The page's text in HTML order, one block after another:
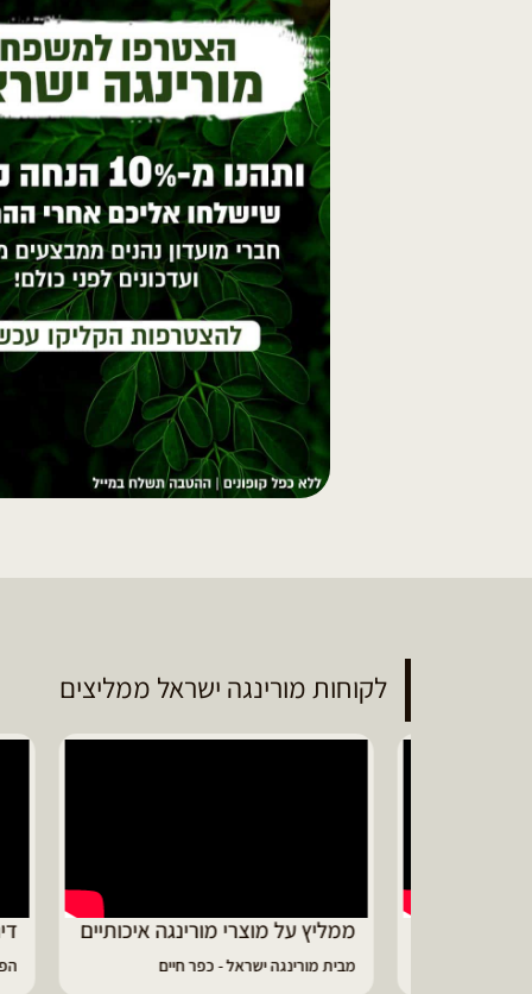
לקוחות מורינגה ישראל ממליצים
ממליץ על מוצרי מורינגה איכותיים
מבית מורינגה ישראל - כפר חיים